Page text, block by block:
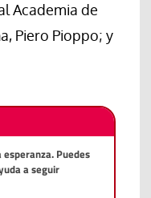
Academia de
Piero Pioppo; y
Puedes
a seguir